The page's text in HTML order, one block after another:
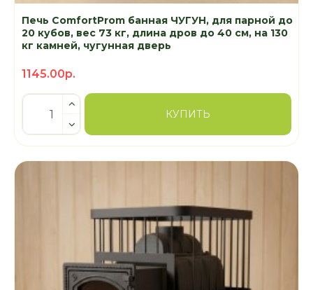
Печь ComfortProm банная ЧУГУН, для парной до
20 кубов, вес 73 кг, длина дров до 40 см, на 130
кг камней, чугунная дверь
1145.00р.
КУПИТЬ